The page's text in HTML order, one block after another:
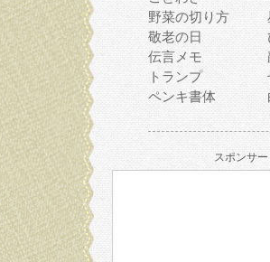
野菜の切り方
敬老の日
伝言メモ
トランプ
ペンキ書体
スポンサ